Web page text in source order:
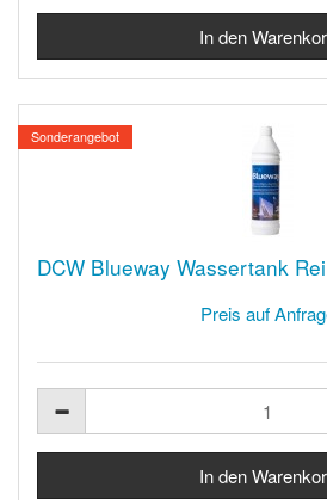
Sonderangebot
DCW Blueway Wassertank
Preis auf